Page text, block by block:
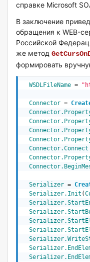
справке Microsoft
В заключение
обращения к WEB-
Российской
же метод
формировать
WSDLFileName =
Connector =
Connector.Connect
Serializer =
Serializer.Init (